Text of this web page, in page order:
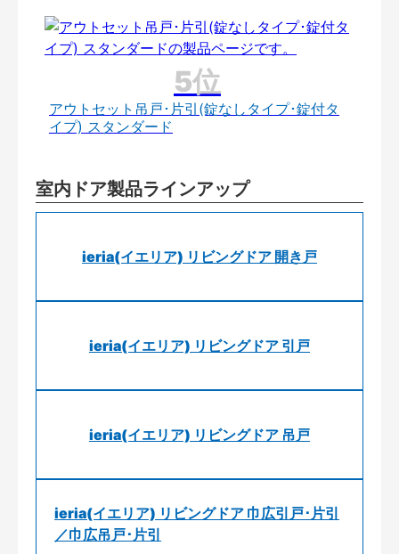
アウトセット吊戸･片引(錠なしタイプ･錠付タ
イプ) スタンダード
室内ドア製品ラインアップ
ieria(イエリア) リビングドア 開き戸
ieria(イエリア) リビングドア 引戸
ieria(イエリア) リビングドア 吊戸
ieria(イエリア) リビングドア 巾広引戸･片引
／巾広吊戸･片引